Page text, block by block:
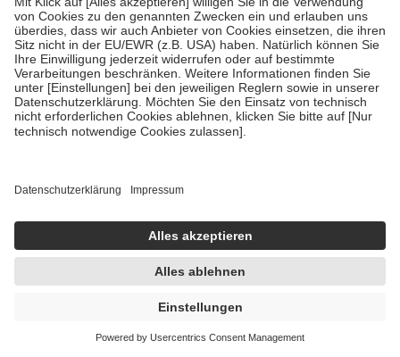
Filmtabletten
Filmtabletten
-15% AVP: 7,38 €